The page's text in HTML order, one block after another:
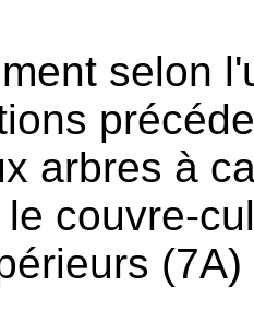
selon
arbres à
couvre-